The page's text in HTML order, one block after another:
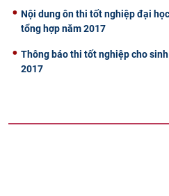
Nội dung ôn thi tốt nghiệp đại
tổng hợp năm 2017
Thông báo thi tốt nghiệp cho
2017